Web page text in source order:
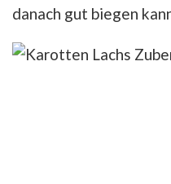
danach gut biegen